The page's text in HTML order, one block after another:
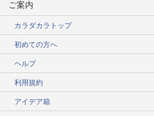
ご案内
カラダカラトップ
初めての方へ
ヘルプ
利用規約
アイデア箱